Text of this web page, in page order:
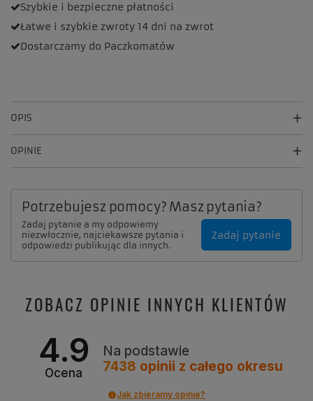
Szybkie i bezpieczne płatności
Łatwe i szybkie zwroty 14 dni na zwrot
Dostarczamy do Paczkomatów
OPIS
OPINIE
Potrzebujesz pomocy? Masz pytania?
Zadaj pytanie a my odpowiemy
niezwłocznie, najciekawsze pytania i
odpowiedzi publikując dla innych.
Zadaj pytanie
ZOBACZ OPINIE INNYCH KLIENTÓW
4.9
Ocena
Na podstawie
7438 opinii z całego okresu
Jak zbieramy opinie?